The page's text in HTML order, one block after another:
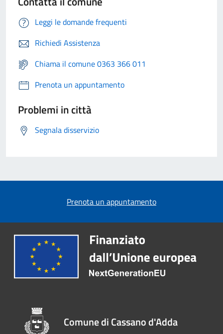
Leggi le domande frequenti
Richiedi Assistenza
Chiama il comune 0363 366 011
Prenota un appuntamento
Problemi in città
Segnala disservizio
Prenota un appuntamento
Comune di Cassano d'Adda